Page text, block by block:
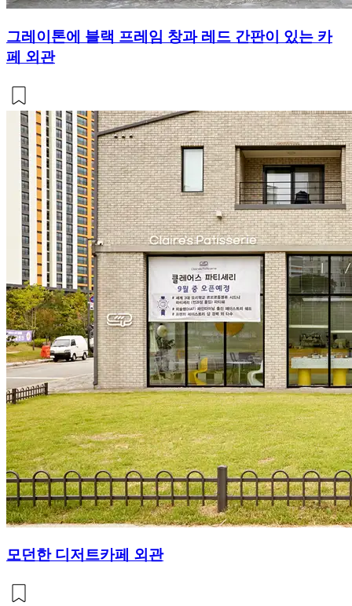
그레이톤에 블랙 프레임 창과 레드 간판이 있는 카
페 외관
모던한 디저트카페 외관